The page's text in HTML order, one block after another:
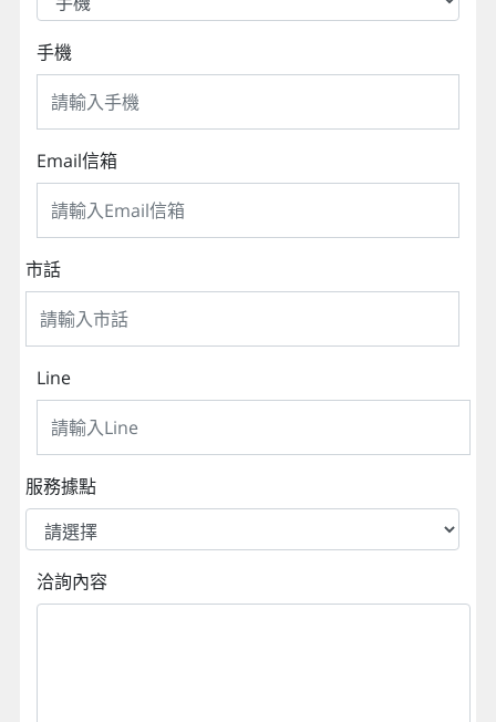
手機
Email信箱
市話
Line
服務據點
洽詢內容